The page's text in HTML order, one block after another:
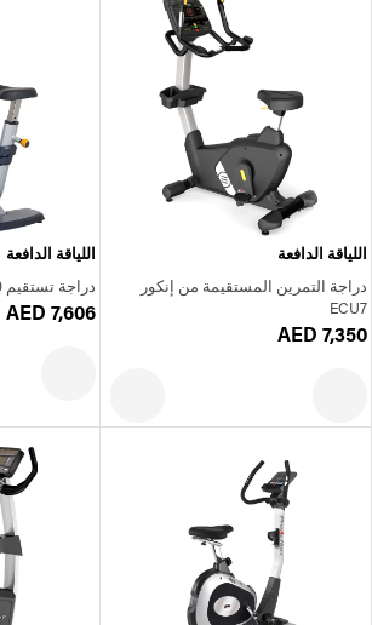
اللياقة الدافعة
دراجة التمرين المستقيمة من إنكور
ECU7
AED 7,350
اللياقة الدافعة
دراجة تستقيم RU700
AED 7,606